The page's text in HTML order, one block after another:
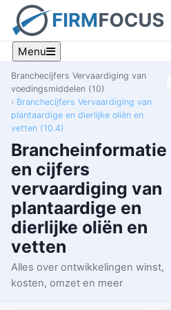
Menu
Branchecijfers Vervaardiging van
voedingsmiddelen (10)
Branchecijfers Vervaardiging van
plantaardige en dierlijke oliën en
vetten (10.4)
Brancheinformatie
en cijfers
vervaardiging van
plantaardige en
dierlijke oliën en
vetten
Alles over ontwikkelingen winst,
kosten, omzet en meer